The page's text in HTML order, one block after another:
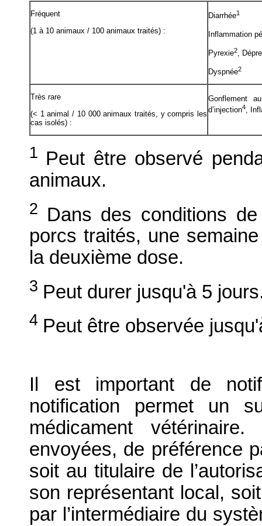
Fréquent
(1 à 10 animaux / 100 animaux traités) :
Diarrhée1
Inflammation
Pyrexie2,
Dyspnée2
Très rare
(< 1 animal / 10 000 animaux traités, y compris les
cas isolés) :
Gonflement
d’injection4,
1 Peut être observé
animaux.
2 Dans des conditions
porcs traités, une
la deuxième dose.
3 Peut durer jusqu'à 5
4 Peut être observée
Il est important de
notification permet un
médicament
envoyées, de préférence
soit au titulaire de
son représentant local,
par l’intermédiaire du